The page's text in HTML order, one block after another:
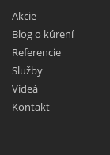
Akcie
Blog o kúrení
Referencie
Služby
Videá
Kontakt